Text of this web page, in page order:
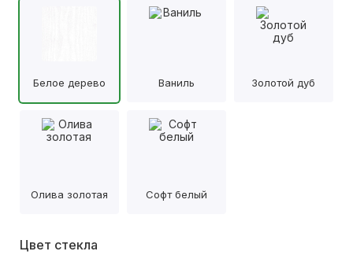
Белое дерево Ваниль Золотой дуб
Олива золотая Софт белый
Цвет стекла